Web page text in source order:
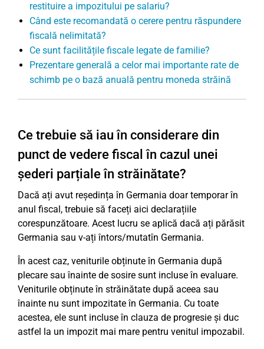
restituire a impozitului pe salariu?
Când este recomandată o cerere pentru răspundere
fiscală nelimitată?
Ce sunt facilitățile fiscale legate de familie?
Prezentare generală a celor mai importante rate de
schimb pe o bază anuală pentru moneda străină
Ce trebuie să iau în considerare din
punct de vedere fiscal în cazul unei
șederi parțiale în străinătate?
Dacă ați avut reședința în Germania doar temporar în
anul fiscal, trebuie să faceți aici declarațiile
corespunzătoare. Acest lucru se aplică dacă ați părăsit
Germania sau v-ați întors/mutatîn Germania.
În acest caz, veniturile obținute în Germania după
plecare sau înainte de sosire sunt incluse în evaluare.
Veniturile obținute în străinătate după aceea sau
înainte nu sunt impozitate în Germania. Cu toate
acestea, ele sunt incluse în clauza de progresie și duc
astfel la un impozit mai mare pentru venitul impozabil.